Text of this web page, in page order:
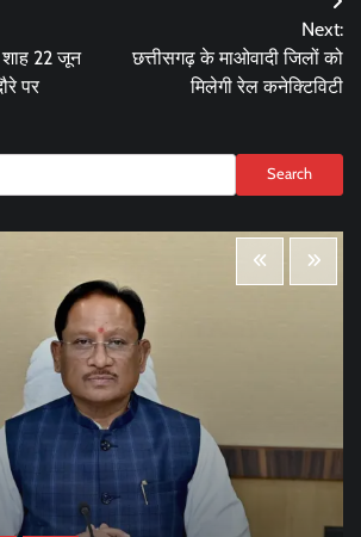
शाह 22 जून
पर
Next:
छत्तीसगढ़ के माओवादी जिलों को
मिलेगी रेल कनेक्टिविटी
Search